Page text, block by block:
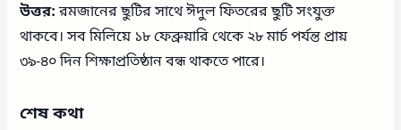
উত্তর:রমজানের ছুটির সাথে ঈদুল ফিতরের ছুটি সংযুক্ত
থাকবে। সব মিলিয়ে ১৮ ফেব্রুয়ারি থেকে ২৮ মার্চ পর্যন্ত প্রায়
৩৯-৪০ দিন শিক্ষাপ্রতিষ্ঠান বন্ধ থাকতে পারে।
শেষ কথা